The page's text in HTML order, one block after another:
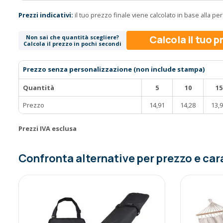
Prezzi indicativi: il tuo prezzo finale viene calcolato in base alla
Non sai che quantità scegliere?
Calcola il prezzo in pochi secondi
Calcola il tuo
Prezzo senza personalizzazione (non include stampa)
Quantità 5 10
15
Prezzo
14,91 14,28
Prezzi IVA esclusa
Confronta alternative per prezzo e